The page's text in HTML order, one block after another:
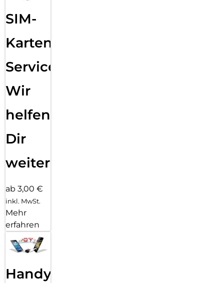
SIM-
Karten
Service:
Wir
helfen
Dir
weiter
ab 3,00 €
inkl. MwSt.
Mehr
erfahren
Handy